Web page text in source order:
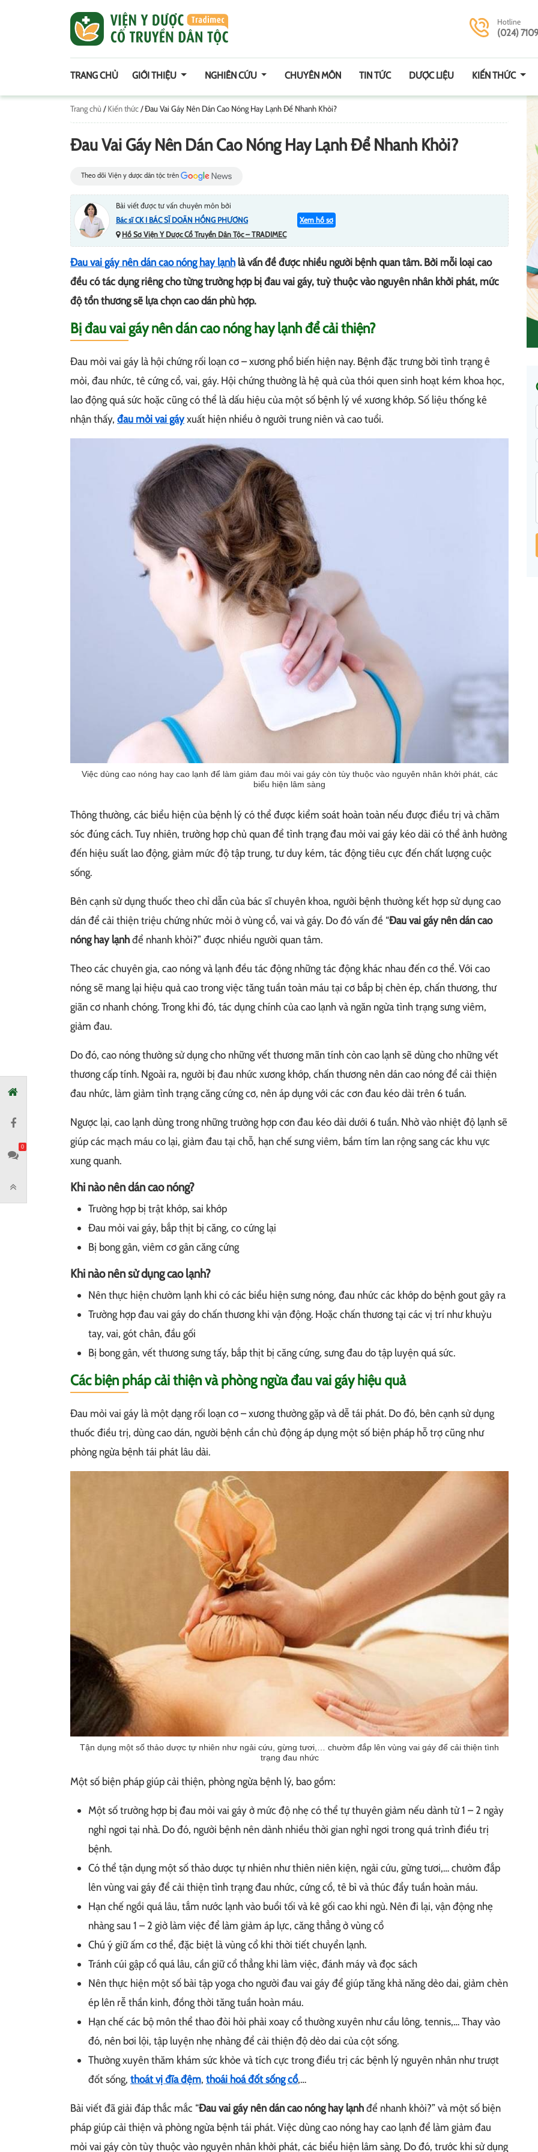
Hotline
(024)
TRANG CHỦ GIỚI THIỆU NGHIÊN CỨU CHUYÊN MÔN TIN TỨC DƯỢC LIỆU KIẾN THỨC
Trang chủ /Kiến thức/Đau Vai Gáy Nên Dán Cao Nóng Hay Lạnh Để Nhanh Khỏi?
Đau Vai Gáy Nên Dán Cao Nóng Hay Lạnh Để Nhanh Khỏi?
Theo dõi Viện y dược dân tộc trên
Bài viết được tư vấn chuyên môn bởi
Bác sĩ CK I BÁC SĨ DOÃN HỒNG PHƯƠNG
Hồ Sơ Viện Y Dược Cổ Truyền Dân Tộc – TRADIMEC
Xem hồ sơ
Đau vai gáy nên dán cao nóng hay lạnh là vấn đề được nhiều người bệnh quan tâm. Bởi mỗi loại cao
đều có tác dụng riêng cho từng trường hợp bị đau vai gáy, tuỳ thuộc vào nguyên nhân khởi phát, mức
độ tổn thương sẽ lựa chọn cao dán phù hợp.
Bị đau vai gáy nên dán cao nóng hay lạnh để cải thiện?
Đau mỏi vai gáy là hội chứng rối loạn cơ – xương phổ biến hiện nay. Bệnh đặc trưng bởi tình trạng ê
mỏi, đau nhức, tê cứng cổ, vai, gáy. Hội chứng thường là hệ quả của thói quen sinh hoạt kém khoa học,
lao động quá sức hoặc cũng có thể là dấu hiệu của một số bệnh lý về xương khớp. Số liệu thống kê
nhận thấy, đau mỏi vai gáyxuất hiện nhiều ở người trung niên và cao tuổi.
Việc dùng cao nóng hay cao lạnh để làm giảm đau mỏi vai gáy còn tùy thuộc vào nguyên nhân khởi phát, các
biểu hiện lâm sàng
Thông thường, các biểu hiện của bệnh lý có thể được kiểm soát hoàn toàn nếu được điều trị và chăm
sóc đúng cách. Tuy nhiên, trường hợp chủ quan để tình trạng đau mỏi vai gáy kéo dài có thể ảnh hưởng
đến hiệu suất lao động, giảm mức độ tập trung, tư duy kém, tác động tiêu cực đến chất lượng cuộc
sống.
Bên cạnh sử dụng thuốc theo chỉ dẫn của bác sĩ chuyên khoa, người bệnh thường kết hợp sử dụng cao
dán để cải thiện triệu chứng nhức mỏi ở vùng cổ, vai và gáy. Do đó vấn đề “Đau vai gáy nên dán cao
nóng hay lạnhđể nhanh khỏi?” được nhiều người quan tâm.
Theo các chuyên gia, cao nóng và lạnh đều tác động những tác động khác nhau đến cơ thể. Với cao
nóng sẽ mang lại hiệu quả cao trong việc tăng tuần toàn máu tại cơ bắp bị chèn ép, chấn thương, thư
giãn cơ nhanh chóng. Trong khi đó, tác dụng chính của cao lạnh và ngăn ngừa tình trạng sưng viêm,
giảm đau.
Do đó, cao nóng thường sử dụng cho những vết thương mãn tính còn cao lạnh sẽ dùng cho những vết
thương cấp tính. Ngoài ra, người bị đau nhức xương khớp, chấn thương nên dán cao nóng để cải thiện
đau nhức, làm giảm tình trạng căng cứng cơ, nên áp dụng với các cơn đau kéo dài trên 6 tuần.
Ngược lại, cao lạnh dùng trong những trường hợp cơn đau kéo dài dưới 6 tuần. Nhờ vào nhiệt độ lạnh sẽ
giúp các mạch máu co lại, giảm đau tại chỗ, hạn chế sưng viêm, bầm tím lan rộng sang các khu vực
xung quanh.
Khi nào nên dán cao nóng?
Trường hợp bị trật khớp, sai khớp
Đau mỏi vai gáy, bắp thịt bị căng, co cứng lại
Bị bong gân, viêm cơ gân căng cứng
Khi nào nên sử dụng cao lạnh?
Nên thực hiện chườm lạnh khi có các biểu hiện sưng nóng, đau nhức các khớp do bệnh gout gây ra
Trường hợp đau vai gáy do chấn thương khi vận động. Hoặc chấn thương tại các vị trí như khuỷu
tay, vai, gót chân, đầu gối
Bị bong gân, vết thương sưng tấy, bắp thịt bị căng cứng, sưng đau do tập luyện quá sức.
Các biện pháp cải thiện và phòng ngừa đau vai gáy hiệu quả
Đau mỏi vai gáy là một dạng rối loạn cơ – xương thường gặp và dễ tái phát. Do đó, bên cạnh sử dụng
thuốc điều trị, dùng cao dán, người bệnh cần chủ động áp dụng một số biện pháp hỗ trợ cũng như
phòng ngừa bệnh tái phát lâu dài.
Tận dụng một số thảo dược tự nhiên như ngải cứu, gừng tươi,… chườm đắp lên vùng vai gáy để cải thiện tình
trạng đau nhức
Một số biện pháp giúp cải thiện, phòng ngừa bệnh lý, bao gồm:
Một số trường hợp bị đau mỏi vai gáy ở mức độ nhẹ có thể tự thuyên giảm nếu dành từ 1 – 2 ngày
nghỉ ngơi tại nhà. Do đó, người bệnh nên dành nhiều thời gian nghỉ ngơi trong quá trình điều trị
bệnh.
Có thể tận dụng một số thảo dược tự nhiên như thiên niên kiện, ngải cứu, gừng tươi,… chườm đắp
lên vùng vai gáy để cải thiện tình trạng đau nhức, cứng cổ, tê bì và thúc đẩy tuần hoàn máu.
Hạn chế ngồi quá lâu, tắm nước lạnh vào buổi tối và kê gối cao khi ngủ. Nên đi lại, vận động nhẹ
nhàng sau 1 – 2 giờ làm việc để làm giảm áp lực, căng thẳng ở vùng cổ
Chú ý giữ ấm cơ thể, đặc biệt là vùng cổ khi thời tiết chuyển lạnh.
Tránh cúi gập cổ quá lâu, cần giữ cổ thẳng khi làm việc, đánh máy và đọc sách
Nên thực hiện một số bài tập yoga cho người đau vai gáy để giúp tăng khả năng dẻo dai, giảm chèn
ép lên rễ thần kinh, đồng thời tăng tuần hoàn máu.
Hạn chế các bộ môn thể thao đòi hỏi phải xoay cổ thường xuyên như cầu lông, tennis,… Thay vào
đó, nên bơi lội, tập luyện nhẹ nhàng để cải thiện độ dẻo dai của cột sống.
Thường xuyên thăm khám sức khỏe và tích cực trong điều trị các bệnh lý nguyên nhân như trượt
đốt sống, thoát vị đĩa đệm, thoái hoá đốt sống cổ,…
Bài viết đã giải đáp thắc mắc “Đau vai gáy nên dán cao nóng hay lạnhđể nhanh khỏi?” và một số biện
pháp giúp cải thiện và phòng ngừa bệnh tái phát. Việc dùng cao nóng hay cao lạnh để làm giảm đau
mỏi vai gáy còn tùy thuộc vào nguyên nhân khởi phát, các biểu hiện lâm sàng. Do đó, trước khi sử dụng
0